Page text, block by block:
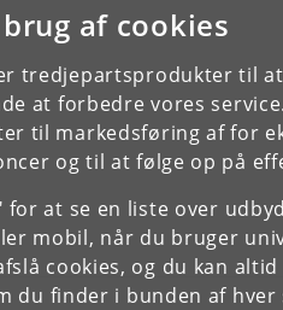
af cookies
tredjepartsprodukter til
at forbedre vores
til markedsføring af for
og til at følge op på
for at se en liste over
mobil, når du bruger
cookies, og du kan
du finder i bunden af hver